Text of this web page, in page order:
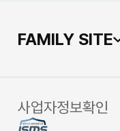
FAMILY SITE
사업자정보확인